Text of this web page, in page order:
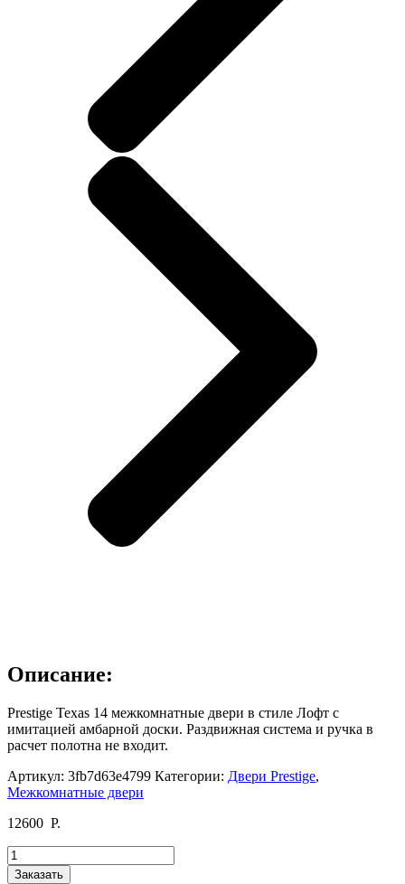
Описание:
Prestige Texas 14 межкомнатные двери в стиле Лофт с
имитацией амбарной доски. Раздвижная система и ручка в
расчет полотна не входит.
Артикул: 3fb7d63e4799 Категории: Двери Prestige,
Межкомнатные двери
12600 Р.
Количество
товара
Заказать